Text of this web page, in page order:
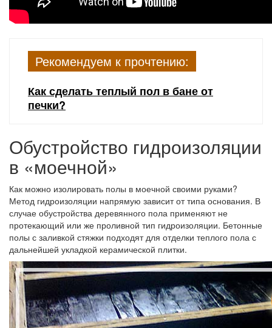
Рекомендуем к прочтению:
Как сделать теплый пол в бане от
печки?
Обустройство гидроизоляции
в «моечной»
Как можно изолировать полы в моечной своими руками?
Метод гидроизоляции напрямую зависит от типа основания. В
случае обустройства деревянного пола применяют не
протекающий или же проливной тип гидроизоляции. Бетонные
полы с заливкой стяжки подходят для отделки теплого пола с
дальнейшей укладкой керамической плитки.